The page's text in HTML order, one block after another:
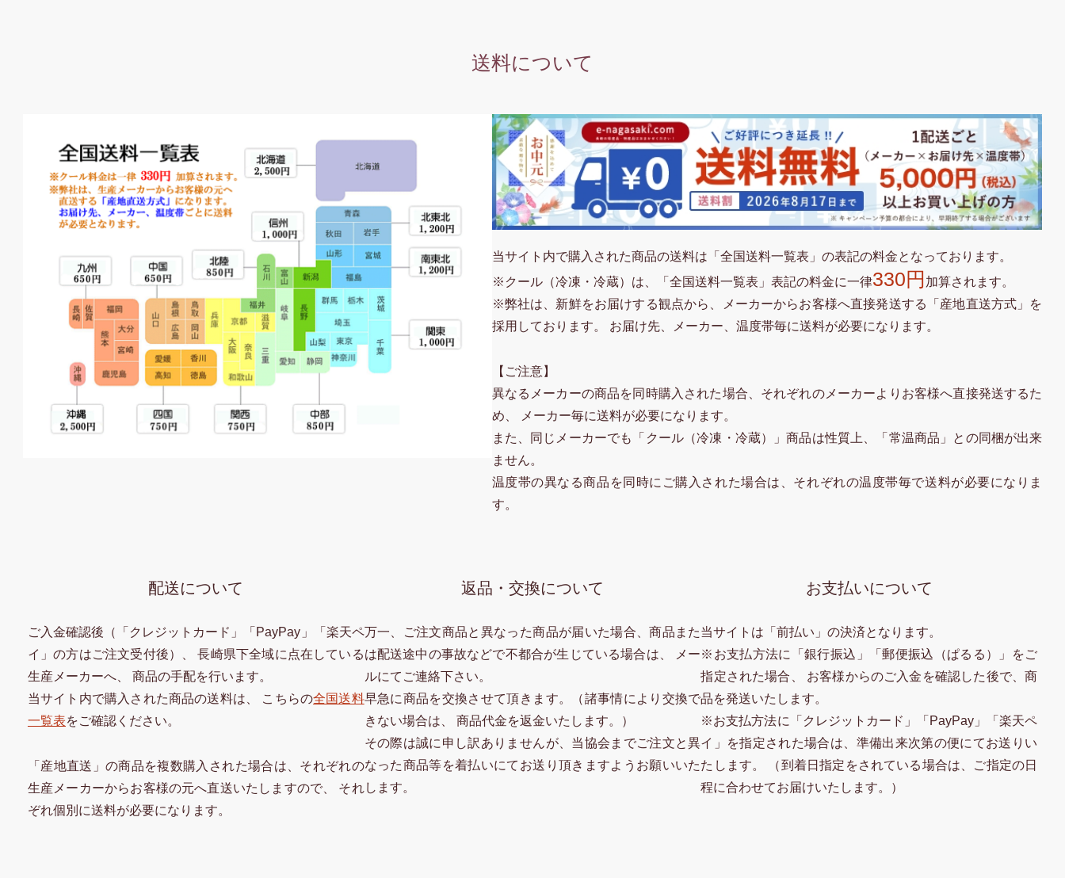
送料について
当サイト内で購入された商品の送料は「全国送料一覧表」の表記の料金となっております。
※クール（冷凍・冷蔵）は、「全国送料一覧表」表記の料金に一律330円 加算されます。
※弊社は、新鮮をお届けする観点から、メーカーからお客様へ直接発送する「産地直送方式」を
採用しております。 お届け先、メーカー、温度帯毎に送料が必要になります。
【ご注意】
異なるメーカーの商品を同時購入された場合、それぞれのメーカーよりお客様へ直接発送するた
め、 メーカー毎に送料が必要になります。
また、同じメーカーでも「クール（冷凍・冷蔵）」商品は性質上、「常温商品」との同梱が出来
ません。
温度帯の異なる商品を同時にご購入された場合は、それぞれの温度帯毎で送料が必要になりま
す。
配送について
ご入金確認後（「クレジットカード」「PayPay」「楽天ペ
イ」の方はご注文受付後）、 長崎県下全域に点在している
生産メーカーへ、 商品の手配を行います。
当サイト内で購入された商品の送料は、 こちらの全国送料
一覧表をご確認ください。
「産地直送」の商品を複数購入された場合は、それぞれの
生産メーカーからお客様の元へ直送いたしますので、 それ
ぞれ個別に送料が必要になります。
返品・交換について
万一、ご注文商品と異なった商品が届いた場合、商品また
は配送途中の事故などで不都合が生じている場合は、 メー
ルにてご連絡下さい。
早急に商品を交換させて頂きます。（諸事情により交換で
きない場合は、 商品代金を返金いたします。）
その際は誠に申し訳ありませんが、当協会までご注文と異
なった商品等を着払いにてお送り頂きますようお願いいた
します。
お支払いについて
当サイトは「前払い」の決済となります。
※お支払方法に「銀行振込」「郵便振込（ぱるる）」をご
指定された場合、 お客様からのご入金を確認した後で、商
品を発送いたします。
※お支払方法に「クレジットカード」「PayPay」「楽天ペ
イ」を指定された場合は、準備出来次第の便にてお送りい
たします。 （到着日指定をされている場合は、ご指定の日
程に合わせてお届けいたします。）